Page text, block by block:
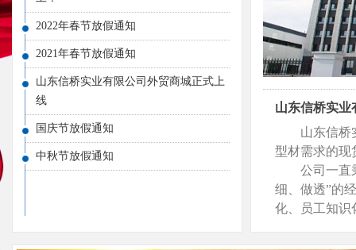
2022年春节放假通知
2021年春节放假通知
山东信桥实业有限公司外贸商城正式上
线
国庆节放假通知
中秋节放假通知
山东信桥实业
山东信桥
型材需求的现
公司一直
细、做透”的
化、员工知识